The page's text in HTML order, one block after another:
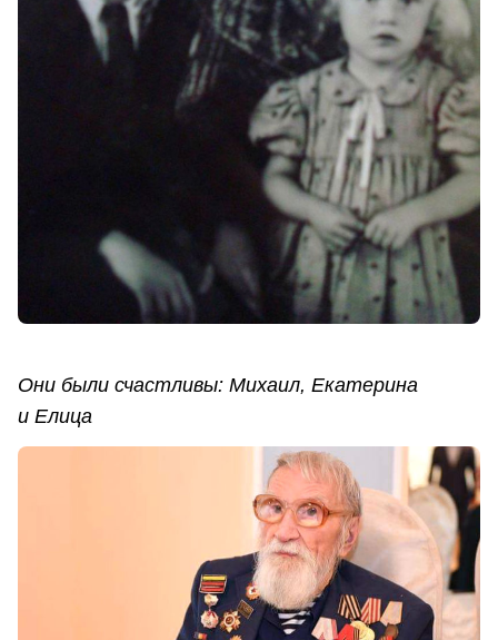
Они были счастливы: Михаил, Екатерина
и Елица